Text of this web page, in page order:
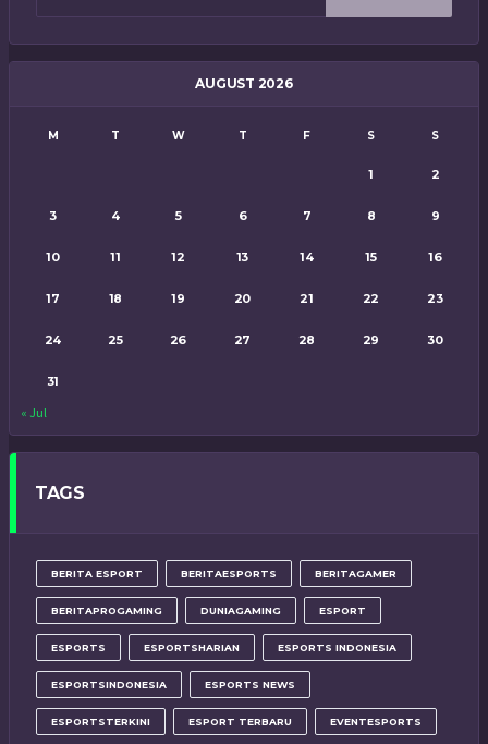
AUGUST 2026
M T W T F S S
1 2
3 4 5 6 7 8 9
10 11 12 13 14 15 16
17 18 19 20 21 22 23
24 25 26 27 28 29 30
31
« Jul
TAGS
BERITA ESPORT BERITAESPORTS BERITAGAMER
BERITAPROGAMING DUNIAGAMING ESPORT
ESPORTS ESPORTSHARIAN ESPORTS INDONESIA
ESPORTSINDONESIA ESPORTS NEWS
ESPORTSTERKINI ESPORT TERBARU EVENTESPORTS